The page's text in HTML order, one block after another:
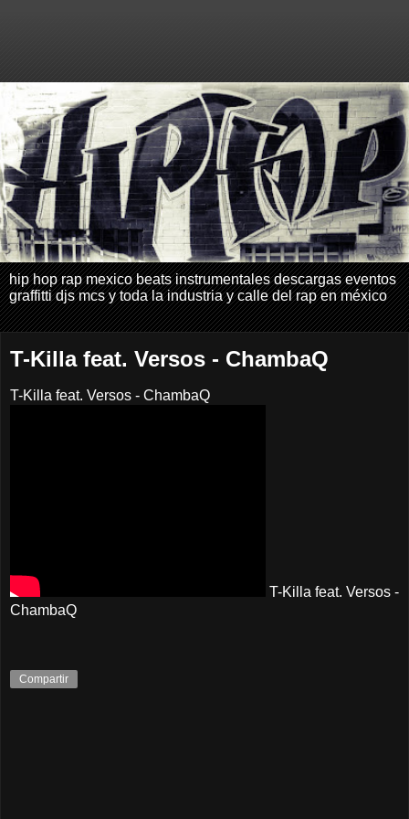
hip hop rap mexico beats instrumentales descargas eventos
graffitti djs mcs y toda la industria y calle del rap en méxico
T-Killa feat. Versos - ChambaQ
T-Killa feat. Versos - ChambaQ
T-Killa feat. Versos -
ChambaQ
Compartir